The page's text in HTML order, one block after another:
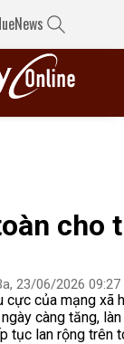
cho
23/06/2026 09:27
cực của mạng xã
càng tăng,
tục lan rộng trên